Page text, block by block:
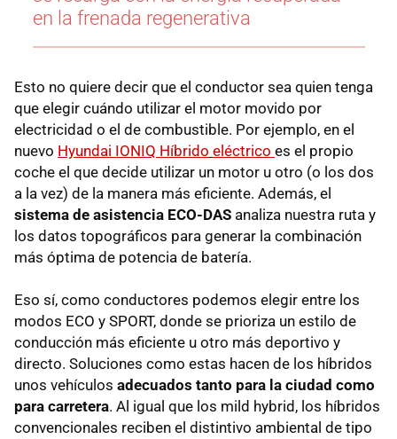
en la frenada regenerativa
Esto no quiere decir que el conductor sea quien tenga
que elegir cuándo utilizar el motor movido por
electricidad o el de combustible. Por ejemplo, en el
nuevo Hyundai IONIQ Híbrido eléctrico es el propio
coche el que decide utilizar un motor u otro (o los dos
a la vez) de la manera más eficiente. Además, el
sistema de asistencia ECO-DAS analiza nuestra ruta y
los datos topográficos para generar la combinación
más óptima de potencia de batería.
Eso sí, como conductores podemos elegir entre los
modos ECO y SPORT, donde se prioriza un estilo de
conducción más eficiente u otro más deportivo y
directo. Soluciones como estas hacen de los híbridos
unos vehículos adecuados tanto para la ciudad como
para carretera. Al igual que los mild hybrid, los híbridos
convencionales reciben el distintivo ambiental de tipo